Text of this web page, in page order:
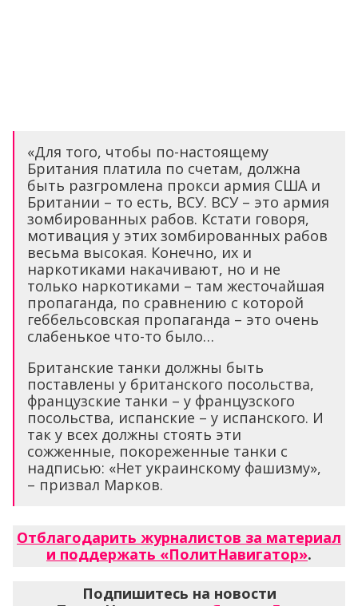
«Для того, чтобы по-настоящему
Британия платила по счетам, должна
быть разгромлена прокси армия США и
Британии – то есть, ВСУ. ВСУ – это армия
зомбированных рабов. Кстати говоря,
мотивация у этих зомбированных рабов
весьма высокая. Конечно, их и
наркотиками накачивают, но и не
только наркотиками – там жесточайшая
пропаганда, по сравнению с которой
геббельсовская пропаганда – это очень
слабенькое что-то было…
Британские танки должны быть
поставлены у британского посольства,
французские танки – у французского
посольства, испанские – у испанского. И
так у всех должны стоять эти
сожженные, покореженные танки с
надписью: «Нет украинскому фашизму»,
– призвал Марков.
Отблагодарить журналистов за материал
и поддержать «ПолитНавигатор».
Подпишитесь на новости